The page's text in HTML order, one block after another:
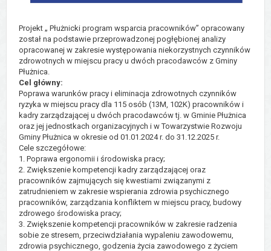
Projekt „ Płużnicki program wsparcia pracowników” opracowany
został na podstawie przeprowadzonej pogłębionej analizy
opracowanej w zakresie występowania niekorzystnych czynników
zdrowotnych w miejscu pracy u dwóch pracodawców z Gminy
Płużnica.
Cel główny:
Poprawa warunków pracy i eliminacja zdrowotnych czynników
ryzyka w miejscu pracy dla 115 osób (13M, 102K) pracowników i
kadry zarządzającej u dwóch pracodawców tj. w Gminie Płużnica
oraz jej jednostkach organizacyjnych i w Towarzystwie Rozwoju
Gminy Płużnica w okresie od 01.01.2024 r. do 31.12.2025 r.
Cele szczegółowe:
1. Poprawa ergonomii i środowiska pracy;
2. Zwiększenie kompetencji kadry zarządzającej oraz
pracowników zajmujących się kwestiami związanymi z
zatrudnieniem w zakresie wspierania zdrowia psychicznego
pracowników, zarządzania konfliktem w miejscu pracy, budowy
zdrowego środowiska pracy;
3. Zwiększenie kompetencji pracowników w zakresie radzenia
sobie ze stresem, przeciwdziałania wypaleniu zawodowemu,
zdrowia psychicznego, godzenia życia zawodowego z życiem